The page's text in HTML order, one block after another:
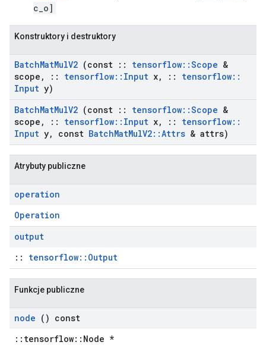
c_o]
Konstruktory i destruktory
BatchMatMulV2 (const :: tensorflow::Scope &
scope , :: tensorflow:: Input x, :: tensorflow::
Input y)
BatchMatMulV2 (const :: tensorflow::Scope &
scope , :: tensorflow:: Input x, :: tensorflow::
Input y, const BatchMatMulV2::Attrs & attrs)
Atrybuty publiczne
operation
Operation
output
:: tensorflow::Output
Funkcje publiczne
node () const
::tensorflow::Node *